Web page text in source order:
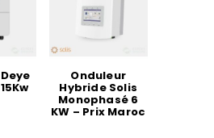
Onduleur
Hybride Solis
Monophasé 6
KW – Prix Maroc